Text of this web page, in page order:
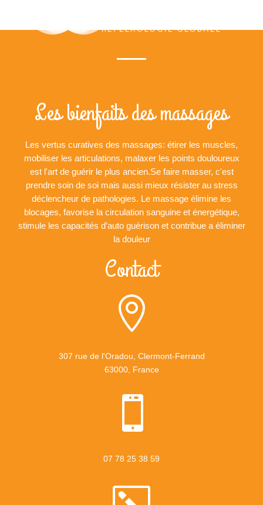
Les bienfaits des massages
Les vertus curatives des massages: étirer les muscles,
mobiliser les articulations, malaxer les points douloureux
est l'art de guérir le plus ancien.Se faire masser, c'est
prendre soin de soi mais aussi mieux résister au stress
déclencheur de pathologies. Le massage élimine les
blocages, favorise la circulation sanguine et énergétique,
stimule les capacités d’auto guérison et contribue a éliminer
la douleur
Contact

307 rue de l'Oradou, Clermont-Ferrand
63000, France

07 78 25 38 59